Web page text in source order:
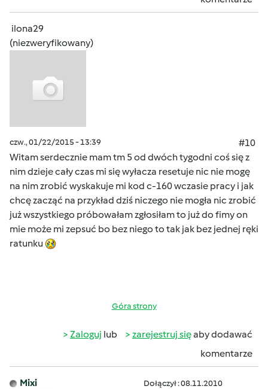
ilona29
(niezweryfikowany)
czw., 01/22/2015 - 13:39
#10
Witam serdecznie mam tm 5 od dwóch tygodni coś się z
nim dzieje cały czas mi się wyłacza resetuje nic nie mogę
na nim zrobić wyskakuje mi kod c-160 wczasie pracy i jak
chcę zacząć na przykład dziś niczego nie mogła nic zrobić
już wszystkiego próbowałam zgłosiłam to już do fimy on
mie może mi zepsuć bo bez niego to tak jak bez jednej ręki
ratunku
Góra strony
Zaloguj lub zarejestruj sięaby dodawać
komentarze
Mixi Dołączył : 08.11.2010